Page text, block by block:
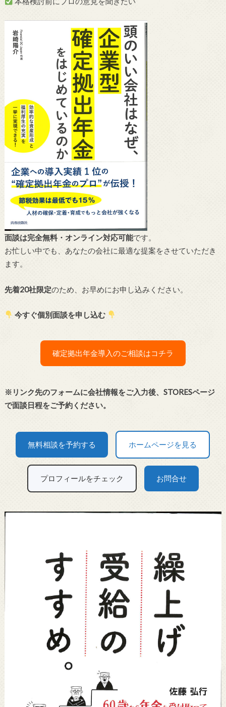
面談は完全無料・オンライン対応可能です。
お忙しい中でも、あなたの会社に最適な提案をさせていただき
ます。
先着20社限定のため、お早めにお申し込みください。
今すぐ個別面談を申し込む
確定拠出年金導入のご相談はコチラ
※リンク先のフォームに会社情報をご入力後、STORESページ
で面談日程をご予約ください。
無料相談を予約する ホームページを見る
プロフィールをチェック お問合せ